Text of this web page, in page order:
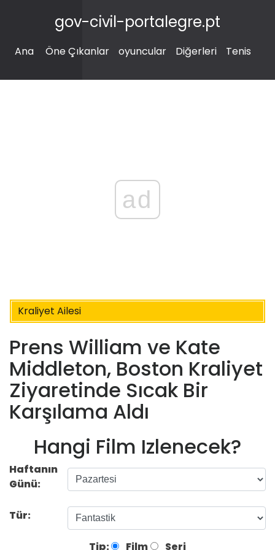
gov-civil-portalegre.pt
Ana Öne Çıkanlar oyuncular Diğerleri Tenis
ad
Kraliyet Ailesi
Prens William ve Kate
Middleton, Boston Kraliyet
Ziyaretinde Sıcak Bir
Karşılama Aldı
Hangi Film Izlenecek?
Haftanın
Günü:
Tür:
Tip: Film Seri